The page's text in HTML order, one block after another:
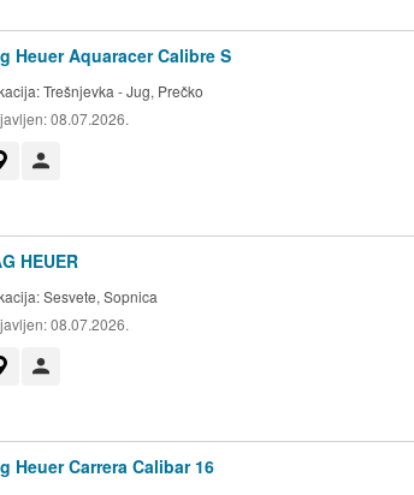
Heuer Aquaracer Calibre S
Trešnjevka - Jug, Prečko
08.07.2026.
HEUER
Sesvete, Sopnica
08.07.2026.
Heuer Carrera Calibar 16